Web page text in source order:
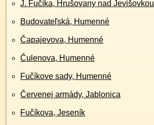
J. Fučíka, Hrušovany nad Jevišovkou
Budovateľská, Humenné
Čapajevova, Humenné
Čulenova, Humenné
Fučíkove sady, Humenné
Červenej armády, Jablonica
Fučíkova, Jeseník